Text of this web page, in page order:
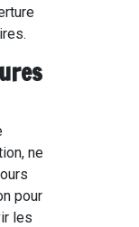
ne
pour
les